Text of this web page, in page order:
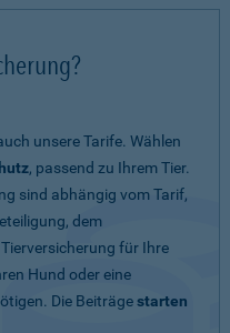
unsere Tarife. Wählen
, passend zu Ihrem Tier.
sind abhängig vom Tarif,
dem
für Ihre
Hund oder eine
Die Beiträgestarten